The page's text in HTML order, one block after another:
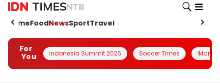
NTB
HomeFoodNewsSportTravel
For
You
Indonesia Summit 2026 Soccer Times Iklanin